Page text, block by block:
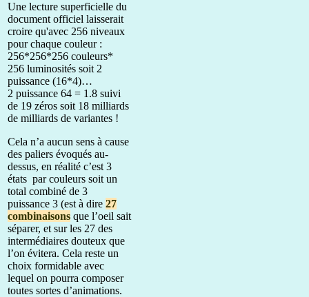
Une lecture superficielle du
document officiel laisserait
croire qu'avec 256 niveaux
pour chaque couleur :
256*256*256 couleurs*
256 luminosités soit 2
puissance (16*4)…
2 puissance 64 = 1.8 suivi
de 19 zéros soit 18 milliards
de milliards de variantes !
Cela n’a aucun sens à cause
des paliers évoqués au-
dessus, en réalité c’est 3
états par couleurs soit un
total combiné de 3
puissance 3 (est à dire 27
combinaisons que l’oeil sait
séparer, et sur les 27 des
intermédiaires douteux que
l’on évitera. Cela reste un
choix formidable avec
lequel on pourra composer
toutes sortes d’animations.